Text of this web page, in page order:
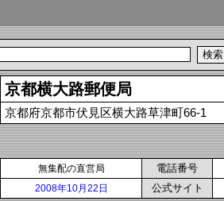
京都横大路郵便局
京都府京都市伏見区横大路草津町66-1
無集配の直営局 電話番号
2008年10月22日 公式サイト